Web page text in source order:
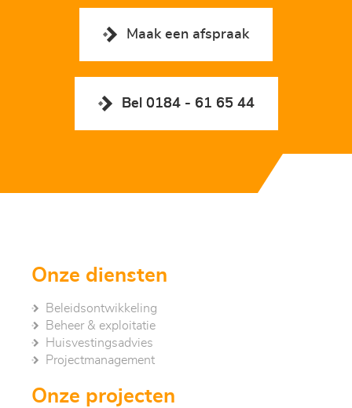
Maak een afspraak
Bel 0184 - 61 65 44
Onze diensten
Beleidsontwikkeling
Beheer & exploitatie
Huisvestingsadvies
Project­management
Onze projecten